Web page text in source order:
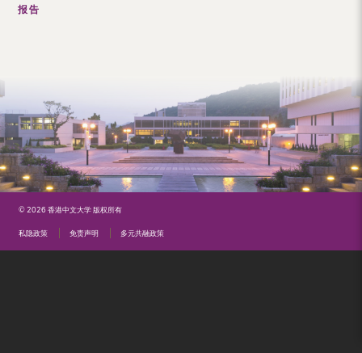
（内
地
区）
报告
© 2026 香港中文大学 版权所有
私隐政策 免责声明 多元共融政策